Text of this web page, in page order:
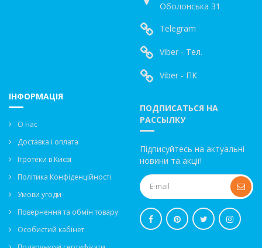
Оболонська 31
Telegram
Viber - Тел.
Viber - ПК
ІНФОРМАЦІЯ
О нас
Доставка і оплата
Ігротеки в Києві
Політика Конфіденційності
Умови угоди
Повернення та обмін товару
Особистий кабінет
ПОДПИСАТЬСЯ НА
РАССЫЛКУ
Підписуйтесь на актуальні
новини та акції!